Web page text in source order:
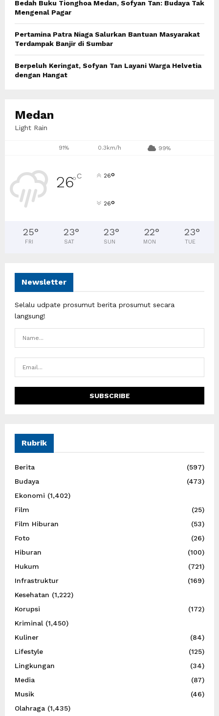
Bedah Buku Tionghoa Medan, Sofyan Tan: Budaya Tak
Mengenal Pagar
Pertamina Patra Niaga Salurkan Bantuan Masyarakat
Terdampak Banjir di Sumbar
Berpeluh Keringat, Sofyan Tan Layani Warga Helvetia
dengan Hangat
Medan
Light Rain
91% 0.3km/h 99%
26°C 26°
26°
25°
FRI
23°
SAT
23°
SUN
22°
MON
23°
TUE
Newsletter
Selalu udpate prosumut berita prosumut secara
langsung!
Rubrik
Berita
(597)
Budaya
(473)
Ekonomi (1,402)
Film
(25)
Film Hiburan
(53)
Foto
(26)
Hiburan
(100)
Hukum
(721)
Infrastruktur
(169)
Kesehatan (1,222)
Korupsi
(172)
Kriminal (1,450)
Kuliner
(84)
Lifestyle
(125)
Lingkungan
(34)
Media
(87)
Musik
(46)
Olahraga (1,435)